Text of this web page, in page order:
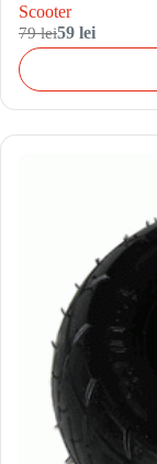
Scooter
79 lei59 lei